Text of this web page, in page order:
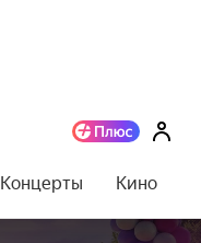
Концерты Кино